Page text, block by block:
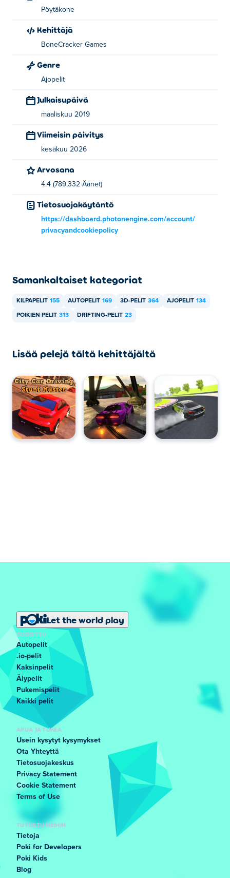
Pöytäkone
Kehittäjä
BoneCracker Games
Genre
Ajopelit
Julkaisupäivä
maaliskuu 2019
Viimeisin päivitys
kesäkuu 2026
Arvosana
4.4 (789,332 Äänet)
Tietosuojakäytäntö
https://dashboard.photonengine.com/account/
privacyandcookiepolicy
Samankaltaiset kategoriat
KILPAPELIT 155 AUTOPELIT 169 3D-PELIT 364 AJOPELIT 134
POIKIEN PELIT 313 DRIFTING-PELIT 23
Lisää pelejä tältä kehittäjältä
Let the world play
SUOSITTU
Autopelit
.io-pelit
Kaksinpelit
Älypelit
Pukemispelit
Kaikki pelit
APUA JA TUKEA
Usein kysytyt kysymykset
Ota Yhteyttä
Tietosuojakeskus
Privacy Statement
Cookie Statement
Terms of Use
TUTUSTU MEIHIN
Tietoja
Poki for Developers
Poki Kids
Blog